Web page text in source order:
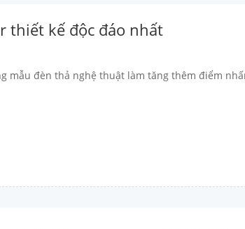
thiết kế độc đáo nhất
mẫu đèn thả nghệ thuật làm tăng thêm điểm